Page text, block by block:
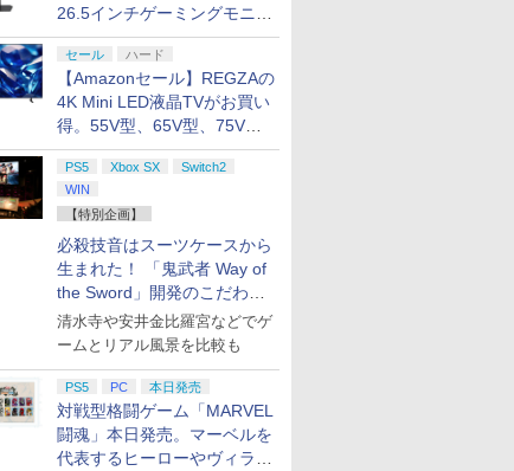
26.5インチゲーミングモニタ
ー「ROG Strix OLED
XG27ACDMS」限定モデルも
お買い得
セール ハード
【Amazonセール】REGZAの
4K Mini LED液晶TVがお買い
得。55V型、65V型、75V型
の2026年モデルがラインナ
ップ
PS5 Xbox SX
Switch2
WIN
【特別企画】
必殺技音はスーツケースから
生まれた！ 「鬼武者 Way of
the Sword」開発のこだわり
を目撃！
清水寺や安井金比羅宮などでゲ
ームとリアル風景を比較も
PS5 PC 本日発売
対戦型格闘ゲーム「MARVEL
闘魂」本日発売。マーベルを
代表するヒーローやヴィラン